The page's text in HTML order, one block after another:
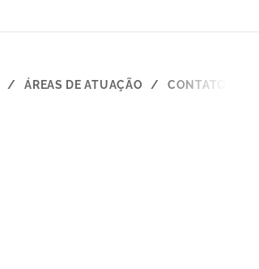
ÁREAS DE ATUAÇÃO CONTATO